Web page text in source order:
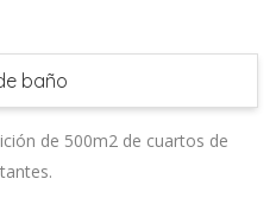
baño
de 500m2 de cuartos de